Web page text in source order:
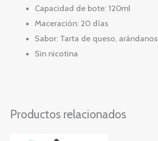
Capacidad de bote: 120ml
Maceración: 20 días
Sabor: Tarta de queso, arándanos
Sin nicotina
Productos relacionados